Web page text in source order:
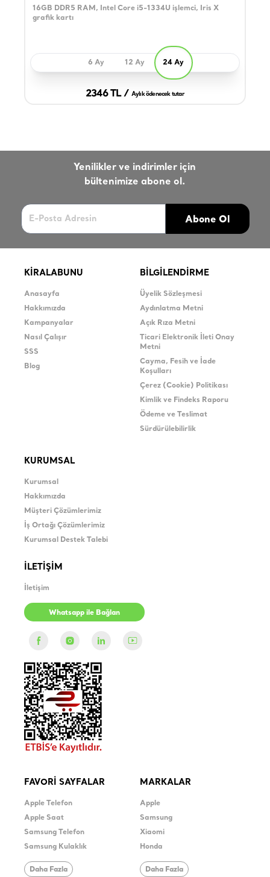
inç Windows 11 Laptop
16GB DDR5 RAM, Intel Core i5-1334U işlemci, Iris X
grafik kartı
6 Ay 12 Ay 24 Ay
2346 TL / Aylık ödenecek tutar
Yenilikler ve indirimler için
bültenimize abone ol.
Abone Ol
KİRALABUNU
Anasayfa
Hakkımızda
Kampanyalar
Nasıl Çalışır
SSS
Blog
BİLGİLENDİRME
Üyelik Sözleşmesi
Aydınlatma Metni
Açık Rıza Metni
Ticari Elektronik İleti Onay
Metni
Cayma, Fesih ve İade
Koşulları
Çerez (Cookie) Politikası
Kimlik ve Findeks Raporu
Ödeme ve Teslimat
Sürdürülebilirlik
KURUMSAL
Kurumsal
Hakkımızda
Müşteri Çözümlerimiz
İş Ortağı Çözümlerimiz
Kurumsal Destek Talebi
İLETİŞİM
İletişim
Whatsapp ile Bağlan
FAVORİ SAYFALAR
Apple Telefon
Apple Saat
Samsung Telefon
Samsung Kulaklık
Daha Fazla
MARKALAR
Apple
Samsung
Xiaomi
Honda
Daha Fazla